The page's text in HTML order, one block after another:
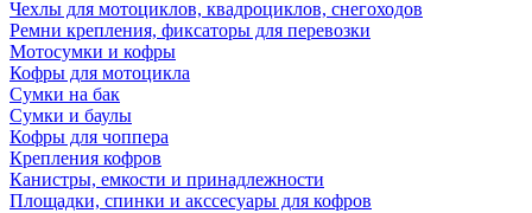
Чехлы для мотоциклов, квадроциклов, снегоходов
Ремни крепления, фиксаторы для перевозки
Мотосумки и кофры
Кофры для мотоцикла
Сумки на бак
Сумки и баулы
Кофры для чоппера
Крепления кофров
Канистры, емкости и принадлежности
Площадки, спинки и акссесуары для кофров